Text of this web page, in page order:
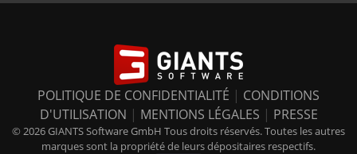
POLITIQUE DE CONFIDENTIALITÉ | CONDITIONS
D'UTILISATION | MENTIONS LÉGALES | PRESSE
© 2026 GIANTS Software GmbH Tous droits réservés. Toutes les autres
marques sont la propriété de leurs dépositaires respectifs.